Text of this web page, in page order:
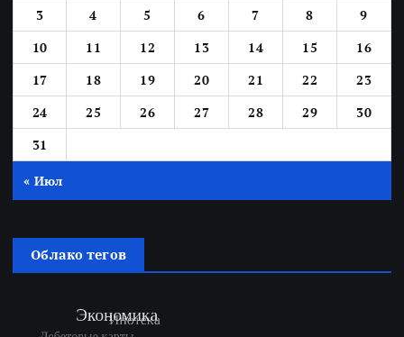
3
4 5 6 7 8
9
10
11 12 13 14 15
16
17
18 19 20 21 22
23
24
25 26 27 28 29
30
31
« Июл
Облако тегов